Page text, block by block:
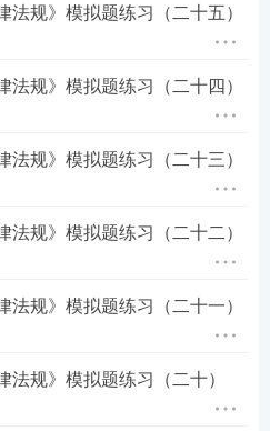
法规》模拟题练习（二十五）
法规》模拟题练习（二十四）
法规》模拟题练习（二十三）
法规》模拟题练习（二十二）
法规》模拟题练习（二十一）
规》模拟题练习（二十）